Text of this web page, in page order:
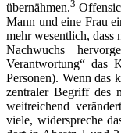
übernähmen.3
Mann und eine Frau
mehr wesentlich, dass
Nachwuchs
Verantwortung“ das
Personen). Wenn das
zentraler Begriff des
weitreichend
viele, widerspreche